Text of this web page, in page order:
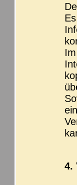
4.